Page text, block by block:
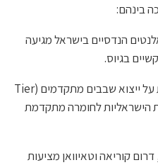
בינהם:
הנדסיים בישראל מגיעה
בגיוס.
: מגבלות על ייצוא שבבים מתקדמים (Tier
הישראליות לחומרה מתקדמת
קוריאה וטאיוואן מציעות